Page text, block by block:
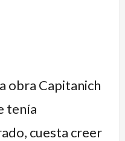
obra Capitanich
tenía
cuesta creer